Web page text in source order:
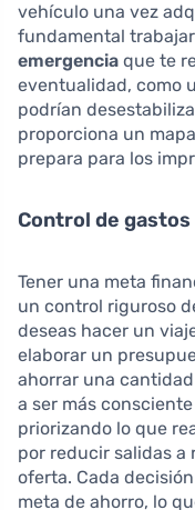
vehículo una vez
fundamental
emergencia que te
eventualidad, como
podrían
proporciona un
prepara para los
Control de gastos
Tener una meta
un control riguroso
deseas hacer un
elaborar un
ahorrar una
a ser más
priorizando lo que
por reducir salidas a
oferta. Cada
meta de ahorro, lo